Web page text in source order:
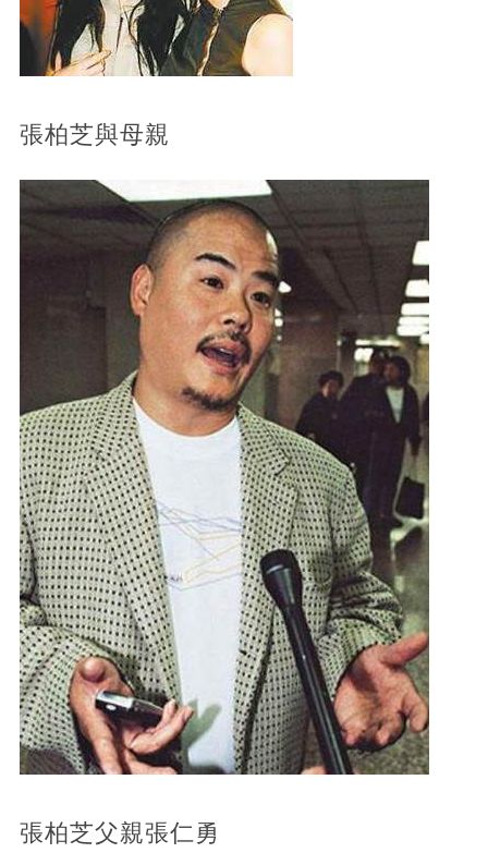
張柏芝與母親
張柏芝父親張仁勇